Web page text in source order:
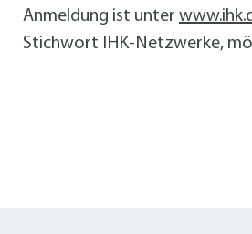
Anmeldung ist unter
Stichwort IHK-Netzwerke,